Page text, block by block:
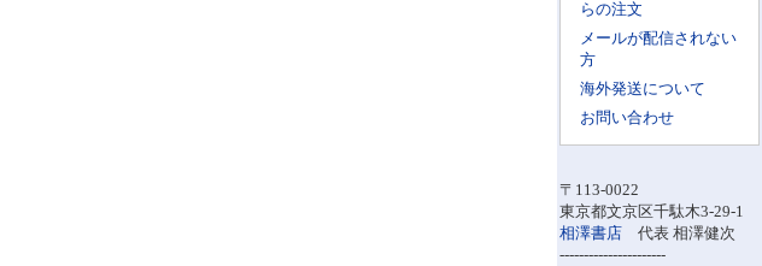
らの注文
メールが配信されない
方
海外発送について
お問い合わせ
〒113-0022
東京都文京区千駄木3-29-1
相澤書店 代表 相澤健次
----------------------